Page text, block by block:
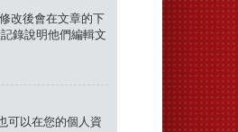
改後會在文章的下
錄說明他們編輯文
可以在您的個人資